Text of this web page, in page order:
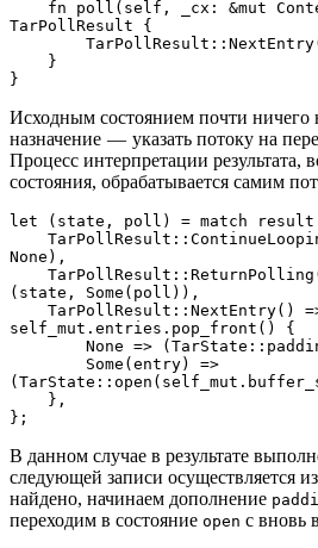
TarPollResult {
    }
}
Исходным состоянием почти ничего
назначение — указать потоку на
Процесс интерпретации результата,
состояния, обрабатывается самим
let (state, poll) = match
None),
(state, Some(poll)),
self_mut.entries.pop_front() {
None =>
    },
};
В данном случае в результате
следующей записи осуществляется
найдено, начинаем дополнение
переходим в состояние open с вновь